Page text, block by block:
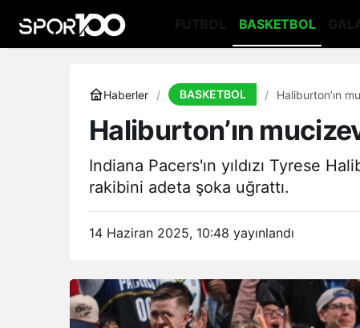
BASKETBOL
Haberler BASKETBOL Haliburton’ın
Haliburton’ın
Indiana Pacers'ın yıldızı Tyrese
rakibini adeta şoka uğrattı.
14 Haziran 2025, 10:48 yayınlandı